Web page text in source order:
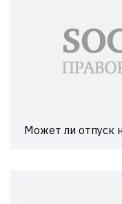
Может ли отпуск